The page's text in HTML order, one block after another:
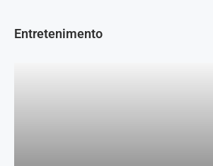
Entretenimento